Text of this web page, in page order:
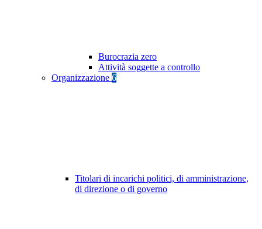
Burocrazia zero
Attività soggette a controllo
Organizzazione 6
Titolari di incarichi politici, di amministrazione,
di direzione o di governo